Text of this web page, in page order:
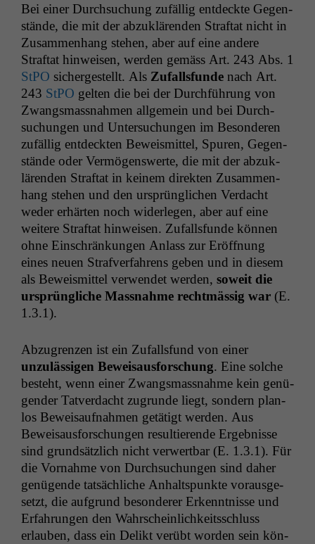
Bei ein­er Durch­suchung zufäl­lig ent­deck­te Gegen­
stände, die mit der abzuk­lären­den Straftat nicht in
Zusam­men­hang ste­hen, aber auf eine andere
Straftat hin­weisen, wer­den gemäss Art. 243 Abs. 1
StPO sichergestellt. Als Zufalls­funde nach Art.
243 StPO gel­ten die bei der Durch­führung von
Zwangs­mass­nah­men all­ge­mein und bei Durch­
suchun­gen und Unter­suchun­gen im Beson­deren
zufäl­lig ent­deck­ten Beweis­mit­tel, Spuren, Gegen­
stände oder Ver­mö­genswerte, die mit der abzuk­
lären­den Straftat in keinem direk­ten Zusam­men­
hang ste­hen und den ursprünglichen Ver­dacht
wed­er erhärten noch wider­legen, aber auf eine
weit­ere Straftat hin­weisen. Zufalls­funde kön­nen
ohne Ein­schränkun­gen Anlass zur Eröff­nung
eines neuen Strafver­fahrens geben und in diesem
als Beweis­mit­tel ver­wen­det wer­den, soweit die
ursprüngliche Mass­nahme recht­mäs­sig war (E.
1.3.1).
Abzu­gren­zen ist ein Zufalls­fund von ein­er
unzuläs­si­gen Beweisaus­forschung. Eine solche
beste­ht, wenn ein­er Zwangs­mass­nahme kein genü­
gen­der Tatver­dacht zugrunde liegt, son­dern plan­
los Beweisauf­nah­men getätigt wer­den. Aus
Beweisaus­forschun­gen resul­tierende Ergeb­nisse
sind grund­sät­zlich nicht ver­w­ert­bar (E. 1.3.1). Für
die Vor­nahme von Durch­suchun­gen sind daher
genü­gende tat­säch­liche Anhalt­spunk­te voraus­ge­
set­zt, die auf­grund beson­der­er Erken­nt­nisse und
Erfahrun­gen den Wahrschein­lichkeitss­chluss
erlauben, dass ein Delikt verübt wor­den sein kön­